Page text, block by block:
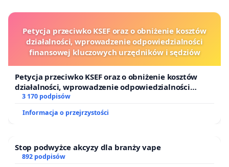
Petycja przeciwko KSEF oraz o obniżenie kosztów
działalności, wprowadzenie odpowiedzialności
finansowej kluczowych urzędników i sędziów
Petycja przeciwko KSEF oraz o obniżenie kosztów
działalności, wprowadzenie odpowiedzialności
finansowej kluczowych urzędników i sędziów
3 170 podpisów
Informacja o przejrzystości
Stop podwyżce akcyzy dla branży vape
892 podpisów